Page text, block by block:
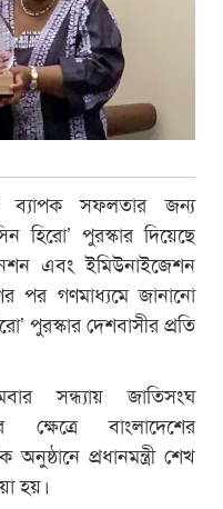
ব্যাপক সফলতার জন্য
হিরো’ পুরস্কার দিয়েছে
এবং ইমিউনাইজেশন
পর গণমাধ্যমে জানানো
পুরস্কার দেশবাসীর প্রতি
সন্ধ্যায় জাতিসংঘ
ক্ষেত্রে বাংলাদেশের
অনুষ্ঠানে প্রধানমন্ত্রী শেখ
হয়।